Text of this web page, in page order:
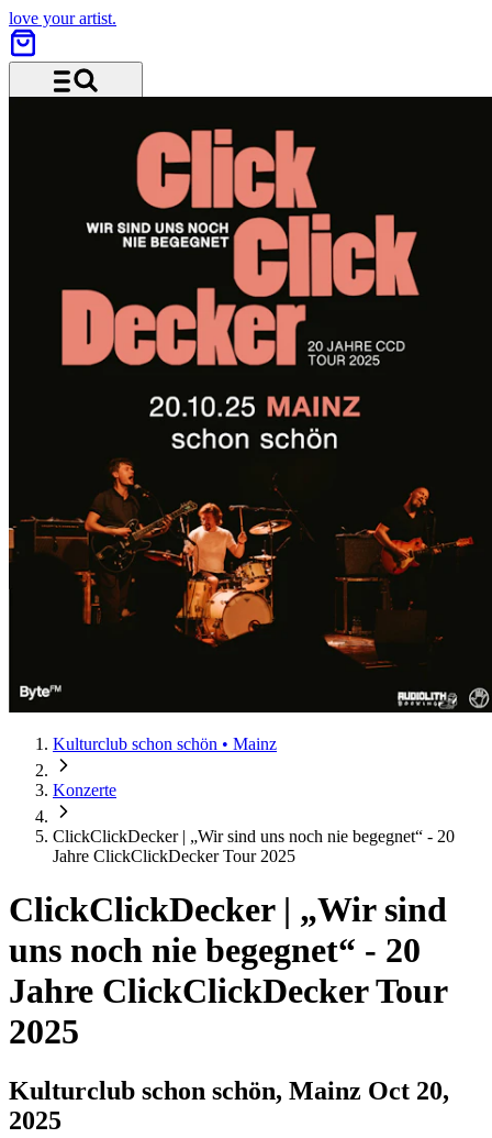
love your artist.
Kulturclub schon schön • Mainz
Konzerte
ClickClickDecker | „Wir sind uns noch nie begegnet“ - 20
Jahre ClickClickDecker Tour 2025
ClickClickDecker | „Wir sind
uns noch nie begegnet“ - 20
Jahre ClickClickDecker Tour
2025
Kulturclub schon schön, Mainz Oct 20,
2025